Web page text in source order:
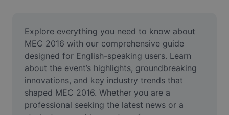
Générateur de mèmes
AI Text Remover
AI People Remover
AI Inpainting
Explore everything you need to know about
MEC 2016 with our comprehensive guide
designed for English-speaking users. Learn
about the event’s highlights, groundbreaking
innovations, and key industry trends that
shaped MEC 2016. Whether you are a
professional seeking the latest news or a